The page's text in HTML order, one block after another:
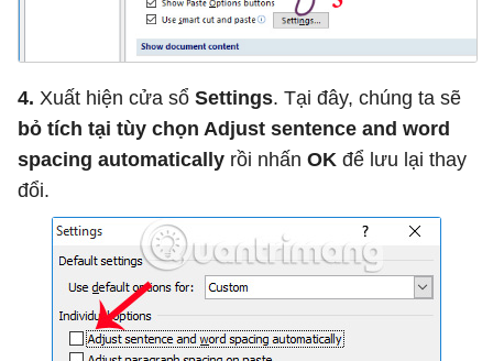
4. Xuất hiện cửa sổ Settings. Tại đây, chúng ta sẽ
bỏ tích tại tùy chọn Adjust sentence and word
spacing automatically rồi nhấn OK để lưu lại thay
đổi.